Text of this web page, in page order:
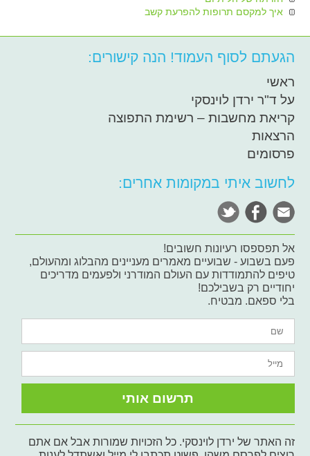
איך למקסם תרופות להפרעת קשב
הגעתם לסוף העמוד! הנה קישורים:
ראשי
על ד"ר ירדן לוינסקי
קריאת מחשבות – רשימת התפוצה
הרצאות
פרסומים
לחשוב איתי במקומות אחרים:
אל תפספסו רעיונות חשובים!
פעם בשבוע - שבועיים מאמרים מעניינים מהבלוג ומהעולם,
טיפים להתמודדות עם העולם המודרני ולפעמים מדריכים
יחודיים רק בשבילכם!
בלי ספאם. מבטיח.
זה האתר של ירדן לוינסקי. כל הזכויות שמורות אבל אם אתם